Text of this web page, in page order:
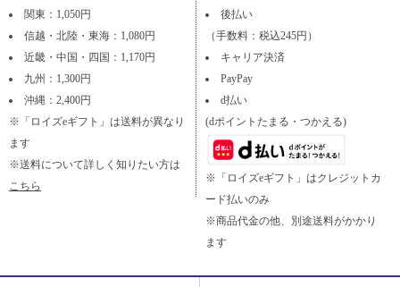
関東：1,050円
信越・北陸・東海：1,080円
近畿・中国・四国：1,170円
九州：1,300円
沖縄：2,400円
※「ロイズeギフト」は送料が異なり
ます
※送料について詳しく知りたい方は
こちら
後払い
（手数料：税込245円）
キャリア決済
PayPay
d払い
(dポイントたまる・つかえる)
※「ロイズeギフト」はクレジットカ
ード払いのみ
※商品代金の他、別途送料がかかり
ます